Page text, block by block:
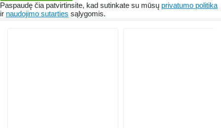
Paspaudę čia patvirtinsite, kad sutinkate su mūsų privatumo politika
ir naudojimo sutarties sąlygomis.